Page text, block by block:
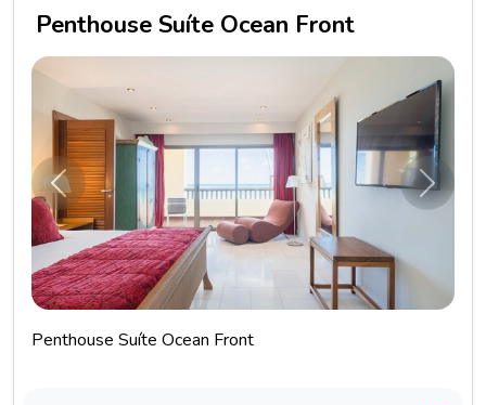
Penthouse Suíte Ocean Front
Anterior
Penthouse Suíte Ocean Front